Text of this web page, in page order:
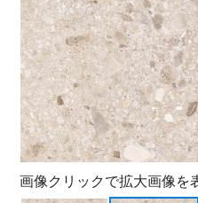
画像クリックで拡大画像を